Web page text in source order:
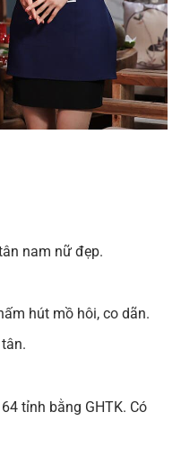
nam nữ đẹp.
hút mồ hôi, co dãn.
tỉnh bằng GHTK. Có